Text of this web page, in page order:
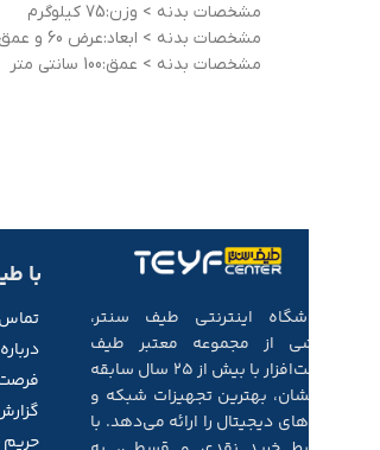
مشخصات بدنه > وزن:75 کیلوگرم
مشخصات بدنه > ابعاد:عرض 60 و عمق 100 و ارتفاع 90 سانتی متر
مشخصات بدنه > عمق:100 سانتی متر
فروشگاه اینترنتی طیف سنتر،
بخشی از مجموعه‌ معتبر طیف
سخت‌افزار با بیش از ۲۵ سال سابقه‌
درخشان، بهترین تجهیزات شبکه و
کالاهای دیجیتال را ارائه می‌دهد. با
با